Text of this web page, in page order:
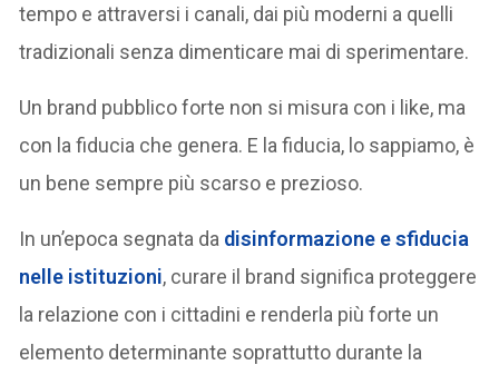
tempo e attraversi i canali, dai più moderni a quelli
tradizionali senza dimenticare mai di sperimentare.
Un brand pubblico forte non si misura con i like, ma
con la fiducia che genera. E la fiducia, lo sappiamo, è
un bene sempre più scarso e prezioso.
In un’epoca segnata da disinformazione e sfiducia
nelle istituzioni, curare il brand significa proteggere
la relazione con i cittadini e renderla più forte un
elemento determinante soprattutto durante la